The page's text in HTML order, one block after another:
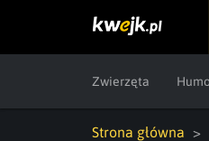
Zwierzęta
Strona główna